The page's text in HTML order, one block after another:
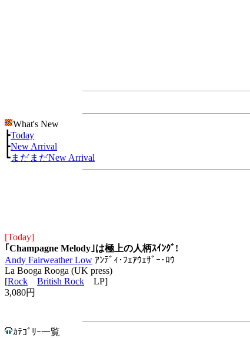
What's New
┣Today
┣New Arrival
┗まだまだNew Arrival
[Today]
｢Champagne Melody｣は極上の人柄ｽｲﾝｸﾞ!
Andy Fairweather Low ｱﾝﾃﾞｨ･ﾌｪｱｳｪｻﾞｰ･ﾛｳ
La Booga Rooga (UK press)
[Rock British Rock LP]
3,080円
ｶﾃｺﾞﾘｰ一覧